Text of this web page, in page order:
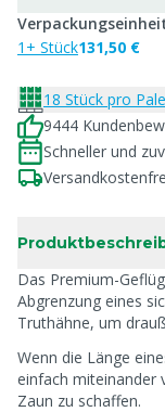
1+ Stück131,50 €
18 Stück pro
9444
Schneller und
Das Premium-
Abgrenzung eines
Truthähne, um
Wenn die Länge
einfach miteinander
Zaun zu schaffen.